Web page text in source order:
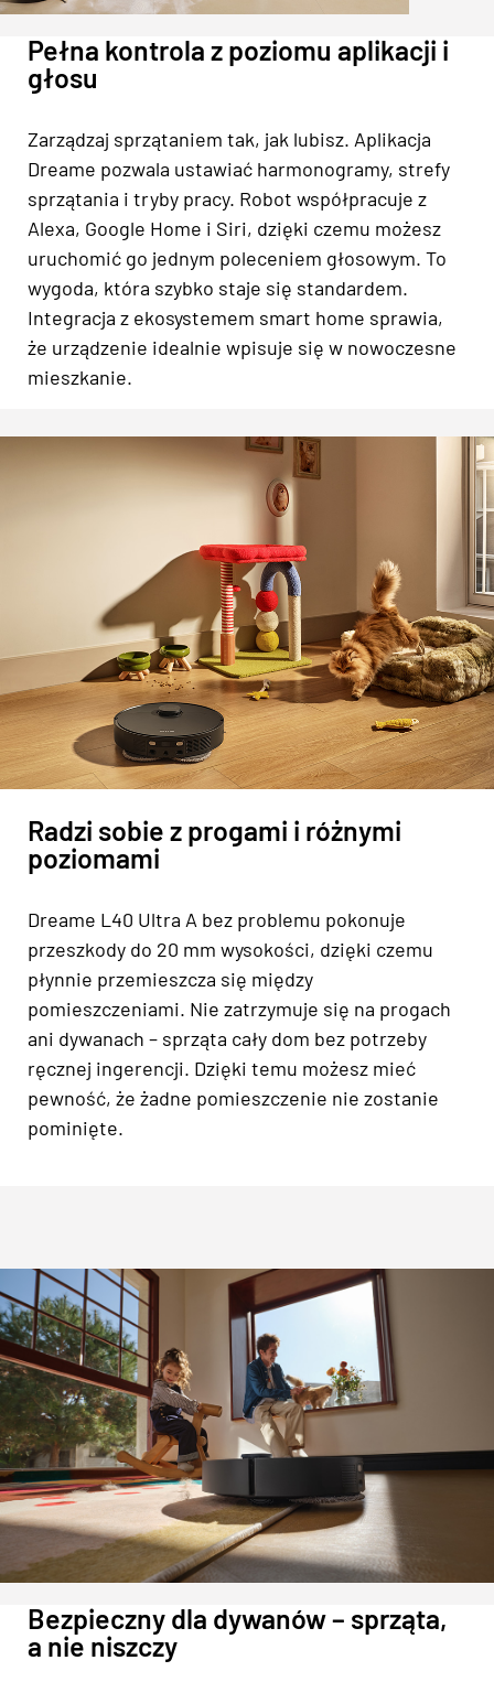
Pełna kontrola z poziomu aplikacji i
głosu
Zarządzaj sprzątaniem tak, jak lubisz. Aplikacja
Dreame pozwala ustawiać harmonogramy, strefy
sprzątania i tryby pracy. Robot współpracuje z
Alexa, Google Home i Siri, dzięki czemu możesz
uruchomić go jednym poleceniem głosowym. To
wygoda, która szybko staje się standardem.
Integracja z ekosystemem smart home sprawia,
że urządzenie idealnie wpisuje się w nowoczesne
mieszkanie.
Radzi sobie z progami i różnymi
poziomami
Dreame L40 Ultra A bez problemu pokonuje
przeszkody do 20 mm wysokości, dzięki czemu
płynnie przemieszcza się między
pomieszczeniami. Nie zatrzymuje się na progach
ani dywanach – sprząta cały dom bez potrzeby
ręcznej ingerencji. Dzięki temu możesz mieć
pewność, że żadne pomieszczenie nie zostanie
pominięte.
Bezpieczny dla dywanów – sprząta,
a nie niszczy